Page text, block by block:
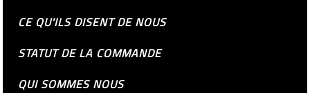
CE QU'ILS DISENT DE NOUS
STATUT DE LA COMMANDE
QUI SOMMES NOUS